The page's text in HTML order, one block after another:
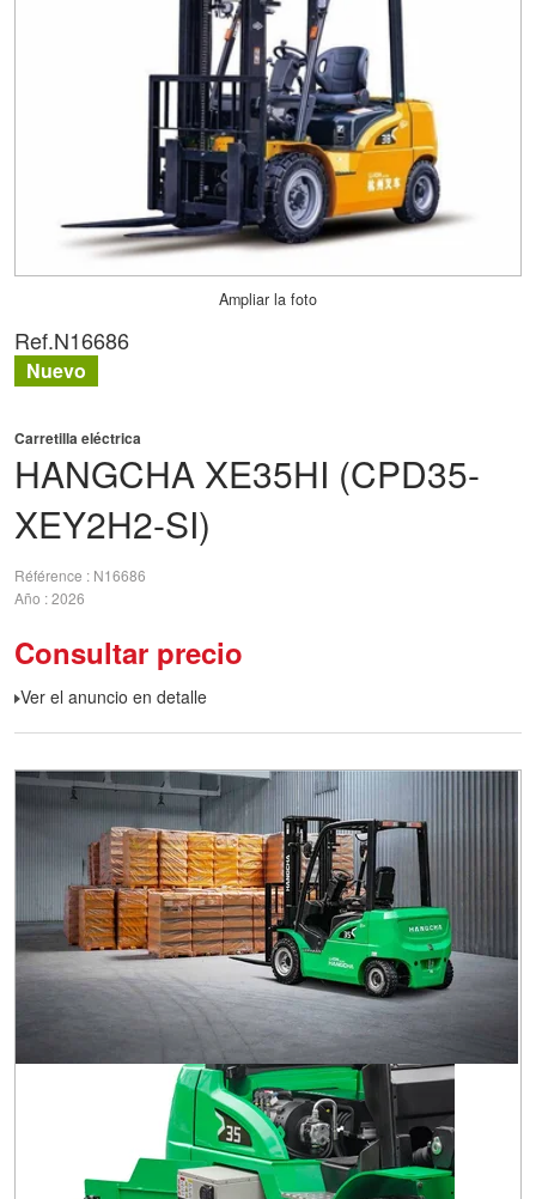
Ampliar la foto
HANGCHA XE35HI (CPD35-
XEY2H2-SI)
Carretilla eléctrica
Référence
N16686
Año 2026
Consultar precio
Ver el anuncio en detalle
Ref.N16686
Nuevo